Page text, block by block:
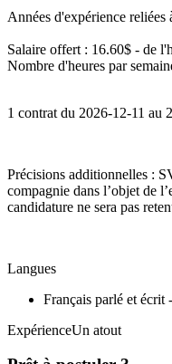
Années d'expérience
Salaire offert : 16.60$ - de
Nombre d'heures par
1 contrat du 2026-12-11 au
Précisions additionnelles :
compagnie dans l’objet de
candidature ne sera pas
Langues
Français parlé et écrit
ExpérienceUn atout